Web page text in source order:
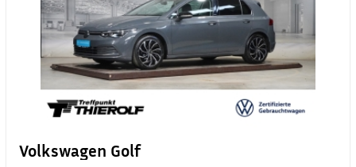
Volkswagen Golf